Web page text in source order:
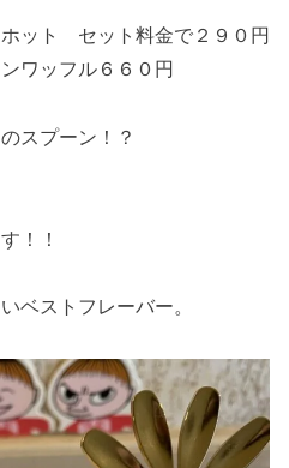
ット セット料金で２９０円
ワッフル６６０円
スプーン！？
！！
ベストフレーバー。